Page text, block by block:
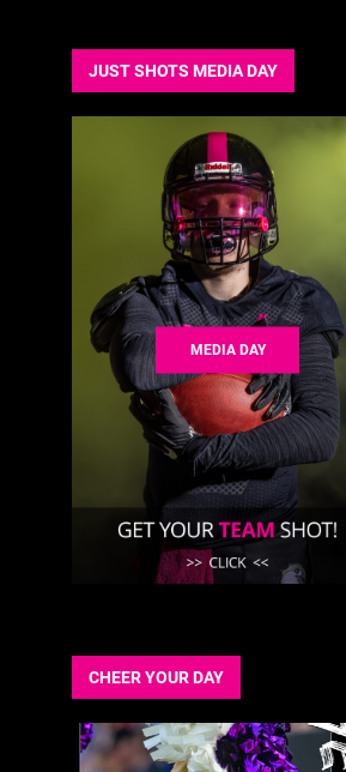
JUST SHOTS MEDIA DAY
MEDIA DAY
CHEER YOUR DAY